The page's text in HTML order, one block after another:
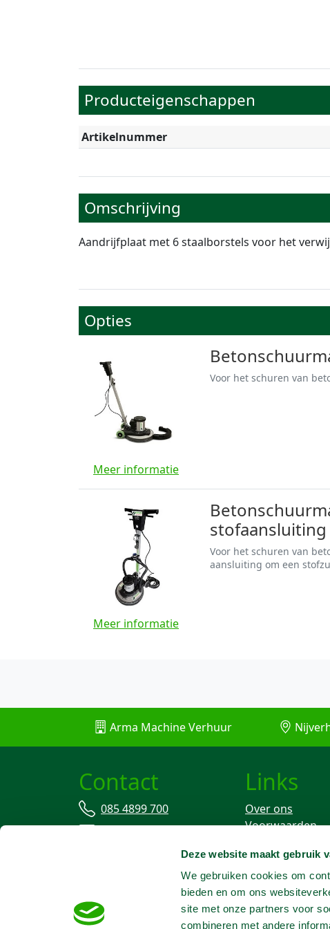
Deze website maakt gebruik
We gebruiken cookies om
bieden en om ons
site met onze partners voor
combineren met andere
Producteigenschappen
Artikelnummer
Omschrijving
Aandrijfplaat met 6 staalborstels voor het
Opties
Meer informatie
Voor het schuren van
Meer informatie
stofaansluiting
Voor het schuren van
aansluiting om een
Arma Machine Verhuur
Contact
085 4899 700
info@machineverhuur.nl
Links
Over ons
Voorwaarden
Stofvrij werken